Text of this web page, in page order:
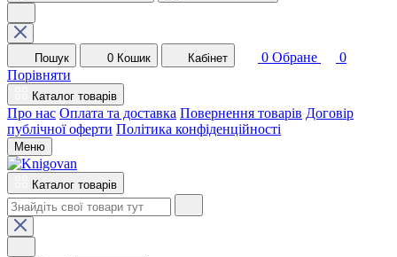
Пошук 0 Кошик Кабінет 0 Обране
0
Порівняти
Каталог товарів
Про нас Оплата та доставка Повернення товарів Договір
публічної оферти Політика конфіденційності
Меню
Каталог товарів